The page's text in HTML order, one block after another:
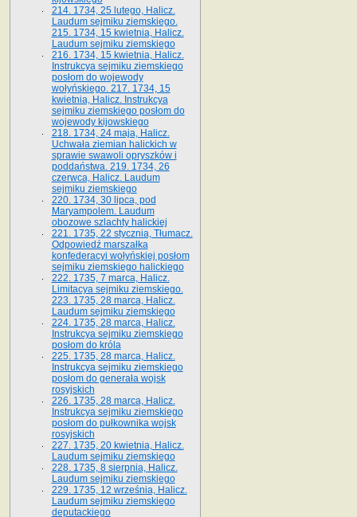
214. 1734, 25 lutego, Halicz.
Laudum sejmiku ziemskiego.
215. 1734, 15 kwietnia, Halicz.
Laudum sejmiku ziemskiego
216. 1734, 15 kwietnia, Halicz.
Instrukcya sejmiku ziemskiego
posłom do wojewody
wołyńskiego. 217. 1734, 15
kwietnia, Halicz. Instrukcya
sejmiku ziemskiego posłom do
wojewody kijowskiego
218. 1734, 24 maja, Halicz.
Uchwała ziemian halickich w
sprawie swawoli opryszków i
poddaństwa. 219. 1734, 26
czerwca, Halicz. Laudum
sejmiku ziemskiego
220. 1734, 30 lipca, pod
Maryampolem. Laudum
obozowe szlachty halickiej
221. 1735, 22 stycznia, Tłumacz.
Odpowiedź marszałka
konfederacyi wołyńskiej posłom
sejmiku ziemskiego halickiego
222. 1735, 7 marca, Halicz.
Limitacya sejmiku ziemskiego.
223. 1735, 28 marca, Halicz.
Laudum sejmiku ziemskiego
224. 1735, 28 marca, Halicz.
Instrukcya sejmiku ziemskiego
posłom do króla
225. 1735, 28 marca, Halicz.
Instrukcya sejmiku ziemskiego
posłom do generała wojsk
rosyjskich
226. 1735, 28 marca, Halicz.
Instrukcya sejmiku ziemskiego
posłom do pułkownika wojsk
rosyjskich
227. 1735, 20 kwietnia, Halicz.
Laudum sejmiku ziemskiego
228. 1735, 8 sierpnia, Halicz.
Laudum sejmiku ziemskiego
229. 1735, 12 września, Halicz.
Laudum sejmiku ziemskiego
deputackiego